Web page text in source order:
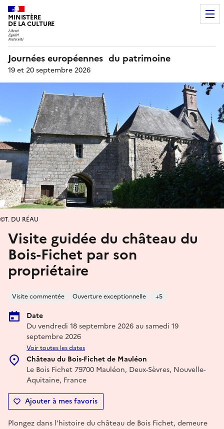
MINISTÈRE
DE LA CULTURE
Journées européennes du patrimoine
19 et 20 septembre 2026
Visite guidée du château du
Bois-Fichet par son
propriétaire
Visite commentée Ouverture exceptionnelle +5
Date
Du vendredi 18 septembre 2026 au samedi 19
septembre 2026
Voir toutes les dates
Château du Bois-Fichet de Mauléon
Le Bois Fichet 79700 Mauléon, Deux-Sèvres, Nouvelle-
Aquitaine, France
Ajouter à mes favoris
©T. DU RÉAU
Plongez dans l’histoire du château de Bois Fichet, demeure